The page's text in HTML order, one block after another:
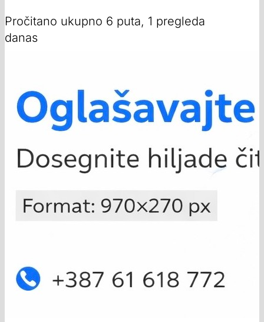
Pročitano ukupno 6 puta, 1 pregleda
danas